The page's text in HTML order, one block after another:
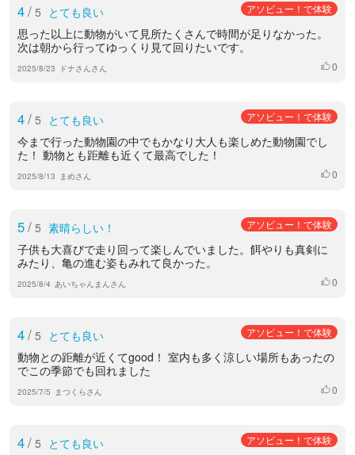
4/ 5 とても良い アソビュー！で体験
思った以上に動物がいて見所たくさんで時間が足りなかった。
次は朝から行ってゆっくり見て回りたいです。
2025/8/23 ドナさんさん いいね
0
4/ 5 とても良い アソビュー！で体験
今まで行った動物園の中でもかなり大人も楽しめた動物園でし
た！ 動物とも距離も近くて最高でした！
2025/8/13 まめさん いいね
0
5/ 5 素晴らしい！ アソビュー！で体験
子供も大喜びで走り回って楽しんでいました。餌やりも真剣に
みたり、亀の進む姿もみれて良かった。
2025/8/4 あいちゃんまんさん いいね
0
4/ 5 とても良い アソビュー！で体験
動物との距離が近くてgood！ 室内も多く涼しい場所もあったの
でこの季節でも回れました
2025/7/5 まつくらさん いいね
0
4/ 5 とても良い アソビュー！で体験